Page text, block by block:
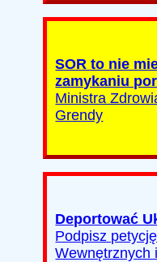
SOR to nie
zamykaniu
Ministra
Grendy
Deportować
Podpisz
Wewnętrznych